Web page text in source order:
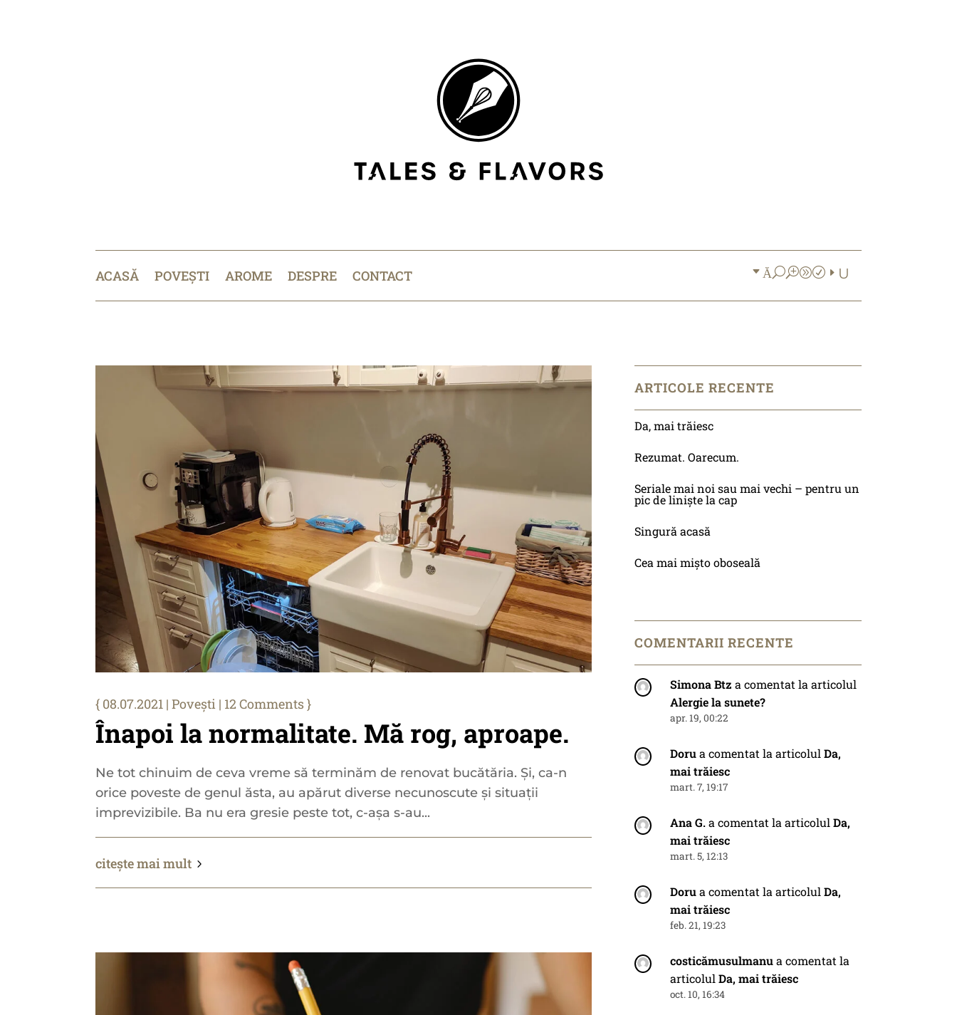
ACASĂ POVEȘTI AROME DESPRE CONTACT
Înapoi la normalitate. Mă rog, aproape.
08.07.2021 |Povești | 12 Comments
Ne tot chinuim de ceva vreme să terminăm de renovat bucătăria. Și, ca-n
orice poveste de genul ăsta, au apărut diverse necunoscute și situații
imprevizibile. Ba nu era gresie peste tot, c-așa s-au...
citește mai mult
ARTICOLE RECENTE
Da, mai trăiesc
Rezumat. Oarecum.
Seriale mai noi sau mai vechi – pentru un
pic de liniște la cap
Singură acasă
Cea mai mișto oboseală
COMENTARII RECENTE
Simona Btz a comentat la articolul
Alergie la sunete?
apr. 19, 00:22
Dorua comentat la articolulDa,
mai trăiesc
mart. 7, 19:17
Ana G.a comentat la articolulDa,
mai trăiesc
mart. 5, 12:13
Dorua comentat la articolulDa,
mai trăiesc
feb. 21, 19:23
costicămusulmanua comentat la
articolulDa, mai trăiesc
oct. 10, 16:34